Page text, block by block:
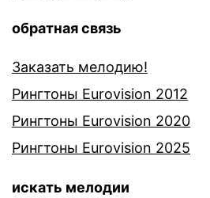
обратная связь
Заказать мелодию!
Рингтоны Eurovision 2012
Рингтоны Eurovision 2020
Рингтоны Eurovision 2025
искать мелодии